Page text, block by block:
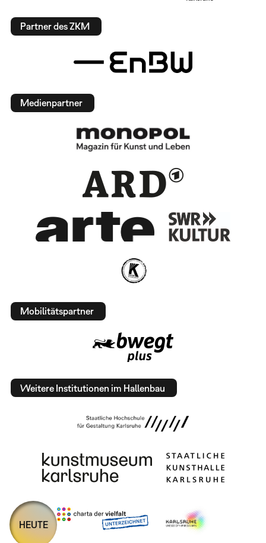
Partner des ZKM
Medienpartner
Mobilitätspartner
Weitere Institutionen im Hallenbau
HEUTE